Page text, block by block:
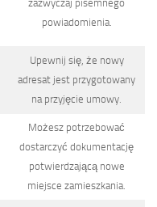
zazwyczaj pisemnego
powiadomienia.
Upewnij się, że nowy
adresat jest przygotowany
na przyjęcie umowy.
Możesz potrzebować
dostarczyć dokumentację
potwierdzającą nowe
miejsce zamieszkania.